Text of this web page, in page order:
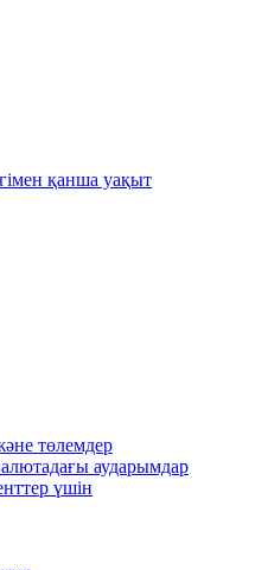
қанша уақыт
төлемдер
аударымдар
үшін